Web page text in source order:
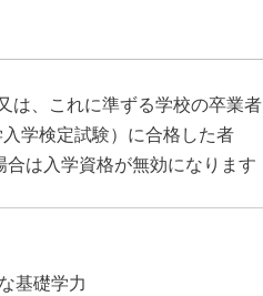
は、これに準ずる学校の卒業者
学検定試験）に合格した者
は入学資格が無効になります
基礎学力